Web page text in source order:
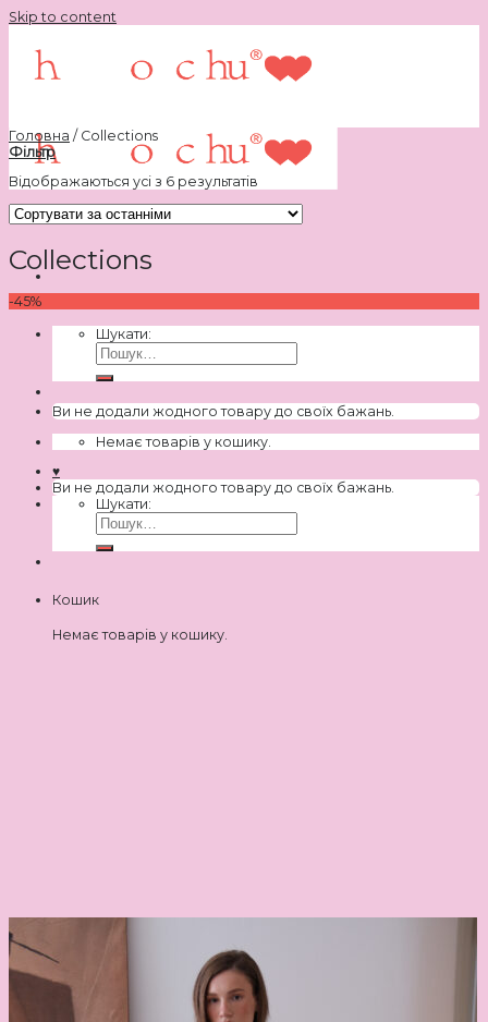
Skip to content
Шукати:
Ви не додали жодного товару до своїх бажань.
Немає товарів у кошику.
♥
Ви не додали жодного товару до своїх бажань.
Шукати:
Кошик
Немає товарів у кошику.
Головна / Collections
Фільтр
Відображаються усі з 6 результатів
Collections
-45%